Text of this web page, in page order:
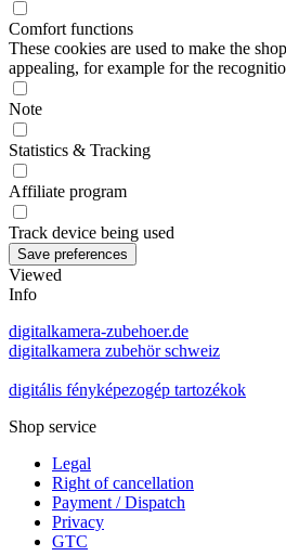
Comfort functions
These cookies are used to make the
appealing, for example for the
Note
Statistics & Tracking
Affiliate program
Track device being used
Viewed
Info
digitalkamera-zubehoer.de
digitalkamera zubehör schweiz
digitális fényképezogép tartozékok
Shop service
Legal
Right of cancellation
Payment / Dispatch
Privacy
GTC